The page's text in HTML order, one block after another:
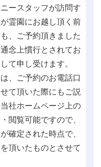
ースタッフが訪問す
霊園にお越し頂く前
、ご予約頂きました
念上慣行とされてお
て申し受けます。
、ご予約のお電話口
て頂いた際にもご説
社ホームページ上の
閲覧可能ですので、
確定された時点で、
頂いたものとさせて